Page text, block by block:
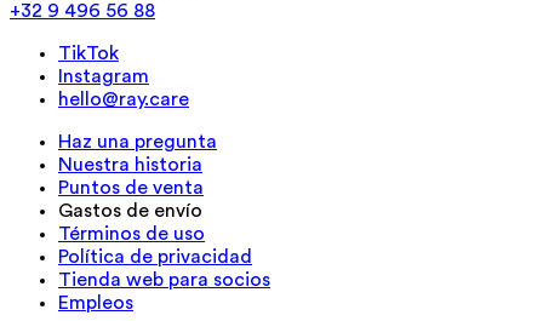
+32 9 496 56 88
TikTok
Instagram
hello@ray.care
Haz una pregunta
Nuestra historia
Puntos de venta
Gastos de envío
Términos de uso
Política de privacidad
Tienda web para socios
Empleos